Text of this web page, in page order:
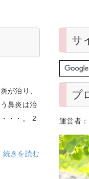
が治り、
鼻炎は治
・・。 2
続きを読む
サ
プ
運営者